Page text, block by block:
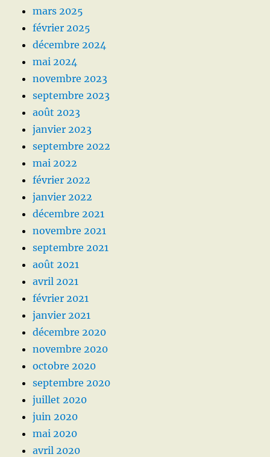
mars 2025
février 2025
décembre 2024
mai 2024
novembre 2023
septembre 2023
août 2023
janvier 2023
septembre 2022
mai 2022
février 2022
janvier 2022
décembre 2021
novembre 2021
septembre 2021
août 2021
avril 2021
février 2021
janvier 2021
décembre 2020
novembre 2020
octobre 2020
septembre 2020
juillet 2020
juin 2020
mai 2020
avril 2020